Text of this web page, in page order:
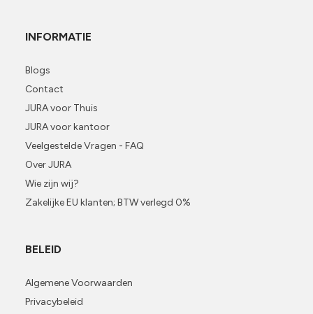
INFORMATIE
Blogs
Contact
JURA voor Thuis
JURA voor kantoor
Veelgestelde Vragen - FAQ
Over JURA
Wie zijn wij?
Zakelijke EU klanten; BTW verlegd 0%
BELEID
Algemene Voorwaarden
Privacybeleid